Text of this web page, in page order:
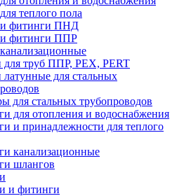
теплого пола
фитинги ПНД
фитинги ППР
для труб ППР, PEX, PERT
латунные для стальных
для стальных трубопроводов
для отопления и водоснабжения
и принадлежности для теплого
канализационные
шлангов
и фитинги